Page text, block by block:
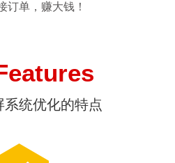
订单，赚大钱！
系统优化的特点